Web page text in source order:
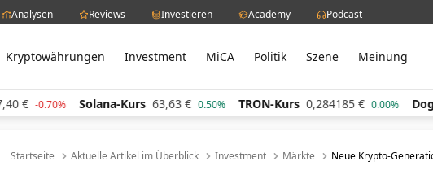
Analysen Reviews Investieren Academy Podcast
Kryptowährungen Investment MiCA Politik Szene Meinung
€ -0.70% Solana-Kurs 63,63 € 0.50% TRON-Kurs 0,284185 € 0.00%
Startseite Aktuelle Artikel im Überblick Investment Märkte Neue Krypto-